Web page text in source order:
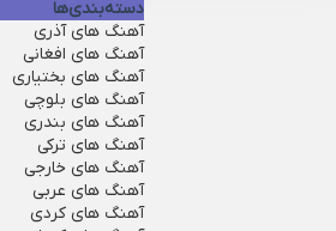
دسته‌بندی‌ها
آهنگ های آذری
آهنگ های افغانی
آهنگ های بختیاری
آهنگ های بلوچی
آهنگ های بندری
آهنگ های ترکی
آهنگ های خارجی
آهنگ های عربی
آهنگ های کردی